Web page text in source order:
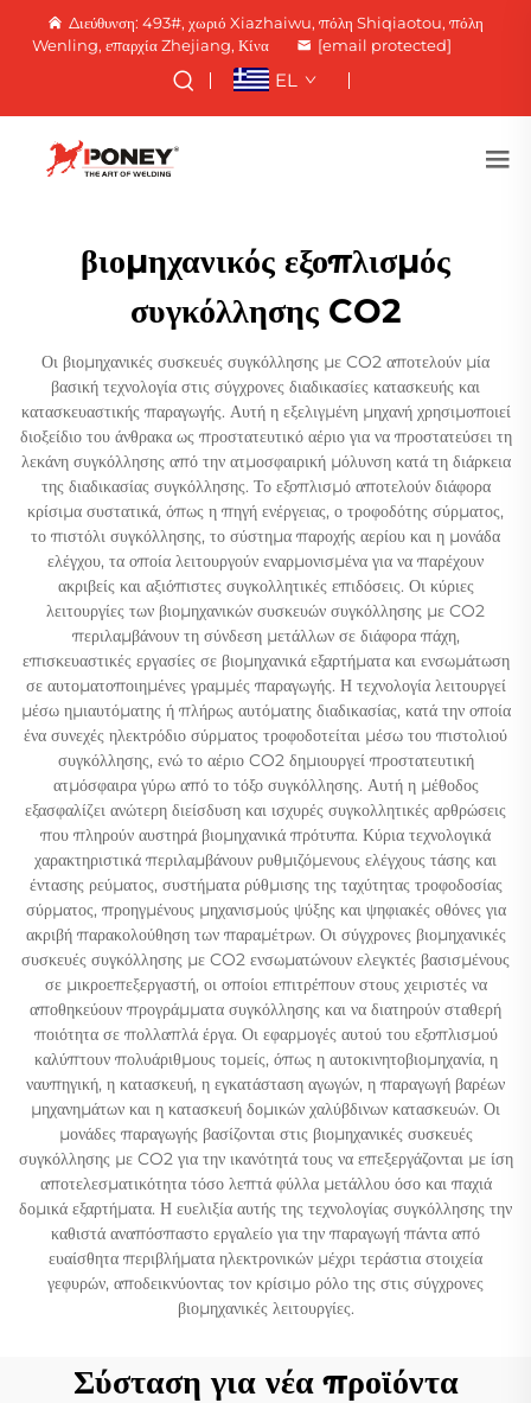
Διεύθυνση: 493#, χωριό Xiazhaiwu, πόλη Shiqiaotou, πόλη
Wenling, επαρχία Zhejiang, Κίνα
[email protected]
EL
βιομηχανικός εξοπλισμός
συγκόλλησης CO2
Οι βιομηχανικές συσκευές συγκόλλησης με CO2 αποτελούν μία
βασική τεχνολογία στις σύγχρονες διαδικασίες κατασκευής και
κατασκευαστικής παραγωγής. Αυτή η εξελιγμένη μηχανή χρησιμοποιεί
διοξείδιο του άνθρακα ως προστατευτικό αέριο για να προστατεύσει τη
λεκάνη συγκόλλησης από την ατμοσφαιρική μόλυνση κατά τη διάρκεια
της διαδικασίας συγκόλλησης. Το εξοπλισμό αποτελούν διάφορα
κρίσιμα συστατικά, όπως η πηγή ενέργειας, ο τροφοδότης σύρματος,
το πιστόλι συγκόλλησης, το σύστημα παροχής αερίου και η μονάδα
ελέγχου, τα οποία λειτουργούν εναρμονισμένα για να παρέχουν
ακριβείς και αξιόπιστες συγκολλητικές επιδόσεις. Οι κύριες
λειτουργίες των βιομηχανικών συσκευών συγκόλλησης με CO2
περιλαμβάνουν τη σύνδεση μετάλλων σε διάφορα πάχη,
επισκευαστικές εργασίες σε βιομηχανικά εξαρτήματα και ενσωμάτωση
σε αυτοματοποιημένες γραμμές παραγωγής. Η τεχνολογία λειτουργεί
μέσω ημιαυτόματης ή πλήρως αυτόματης διαδικασίας, κατά την οποία
ένα συνεχές ηλεκτρόδιο σύρματος τροφοδοτείται μέσω του πιστολιού
συγκόλλησης, ενώ το αέριο CO2 δημιουργεί προστατευτική
ατμόσφαιρα γύρω από το τόξο συγκόλλησης. Αυτή η μέθοδος
εξασφαλίζει ανώτερη διείσδυση και ισχυρές συγκολλητικές αρθρώσεις
που πληρούν αυστηρά βιομηχανικά πρότυπα. Κύρια τεχνολογικά
χαρακτηριστικά περιλαμβάνουν ρυθμιζόμενους ελέγχους τάσης και
έντασης ρεύματος, συστήματα ρύθμισης της ταχύτητας τροφοδοσίας
σύρματος, προηγμένους μηχανισμούς ψύξης και ψηφιακές οθόνες για
ακριβή παρακολούθηση των παραμέτρων. Οι σύγχρονες βιομηχανικές
συσκευές συγκόλλησης με CO2 ενσωματώνουν ελεγκτές βασισμένους
σε μικροεπεξεργαστή, οι οποίοι επιτρέπουν στους χειριστές να
αποθηκεύουν προγράμματα συγκόλλησης και να διατηρούν σταθερή
ποιότητα σε πολλαπλά έργα. Οι εφαρμογές αυτού του εξοπλισμού
καλύπτουν πολυάριθμους τομείς, όπως η αυτοκινητοβιομηχανία, η
ναυπηγική, η κατασκευή, η εγκατάσταση αγωγών, η παραγωγή βαρέων
μηχανημάτων και η κατασκευή δομικών χαλύβδινων κατασκευών. Οι
μονάδες παραγωγής βασίζονται στις βιομηχανικές συσκευές
συγκόλλησης με CO2 για την ικανότητά τους να επεξεργάζονται με ίση
αποτελεσματικότητα τόσο λεπτά φύλλα μετάλλου όσο και παχιά
δομικά εξαρτήματα. Η ευελιξία αυτής της τεχνολογίας συγκόλλησης την
καθιστά αναπόσπαστο εργαλείο για την παραγωγή πάντα από
ευαίσθητα περιβλήματα ηλεκτρονικών μέχρι τεράστια στοιχεία
γεφυρών, αποδεικνύοντας τον κρίσιμο ρόλο της στις σύγχρονες
βιομηχανικές λειτουργίες.
Σύσταση για νέα προϊόντα